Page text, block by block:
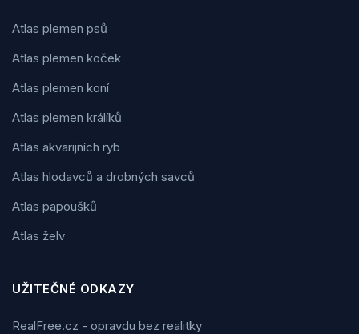
Atlas plemen psů
Atlas plemen koček
Atlas plemen koní
Atlas plemen králíků
Atlas akvarijních ryb
Atlas hlodavců a drobných savců
Atlas papoušků
Atlas želv
UŽITEČNÉ ODKAZY
RealFree.cz - opravdu bez realitky